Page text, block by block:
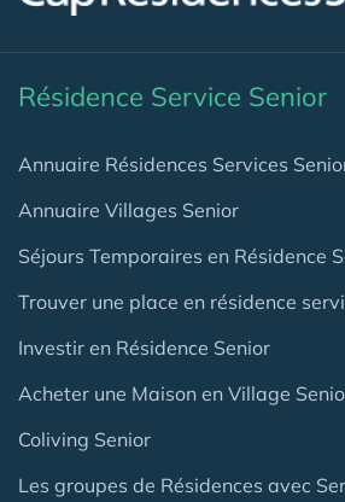
Résidence Service Senior
Annuaire Résidences Services
Annuaire Villages Senior
Séjours Temporaires en Résidence
Trouver une place en résidence
Investir en Résidence Senior
Acheter une Maison en Village
Coliving Senior
Les groupes de Résidences avec